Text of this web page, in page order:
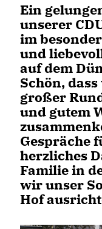
Ein
unserer
im
und
auf dem
Schön,
großer
und gutem
Gespräche
herzliches
Familie in
wir unser
Hof